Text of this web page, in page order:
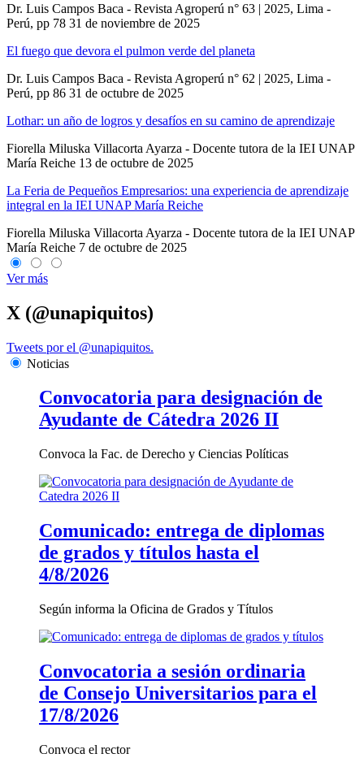
Dr. Luis Campos Baca - Revista Agroperú n° 63 | 2025, Lima -
Perú, pp 78 31 de noviembre de 2025
El fuego que devora el pulmon verde del planeta
Dr. Luis Campos Baca - Revista Agroperú n° 62 | 2025, Lima -
Perú, pp 86 31 de octubre de 2025
Lothar: un año de logros y desafíos en su camino de aprendizaje
Fiorella Miluska Villacorta Ayarza - Docente tutora de la IEI UNAP
María Reiche 13 de octubre de 2025
La Feria de Pequeños Empresarios: una experiencia de aprendizaje
integral en la IEI UNAP María Reiche
Fiorella Miluska Villacorta Ayarza - Docente tutora de la IEI UNAP
María Reiche 7 de octubre de 2025
Ver más
X (@unapiquitos)
Tweets por el @unapiquitos.
Noticias
Convocatoria para designación de
Ayudante de Cátedra 2026 II
Convoca la Fac. de Derecho y Ciencias Políticas
Comunicado: entrega de diplomas
de grados y títulos hasta el
4/8/2026
Según informa la Oficina de Grados y Títulos
Convocatoria a sesión ordinaria
de Consejo Universitarios para el
17/8/2026
Convoca el rector